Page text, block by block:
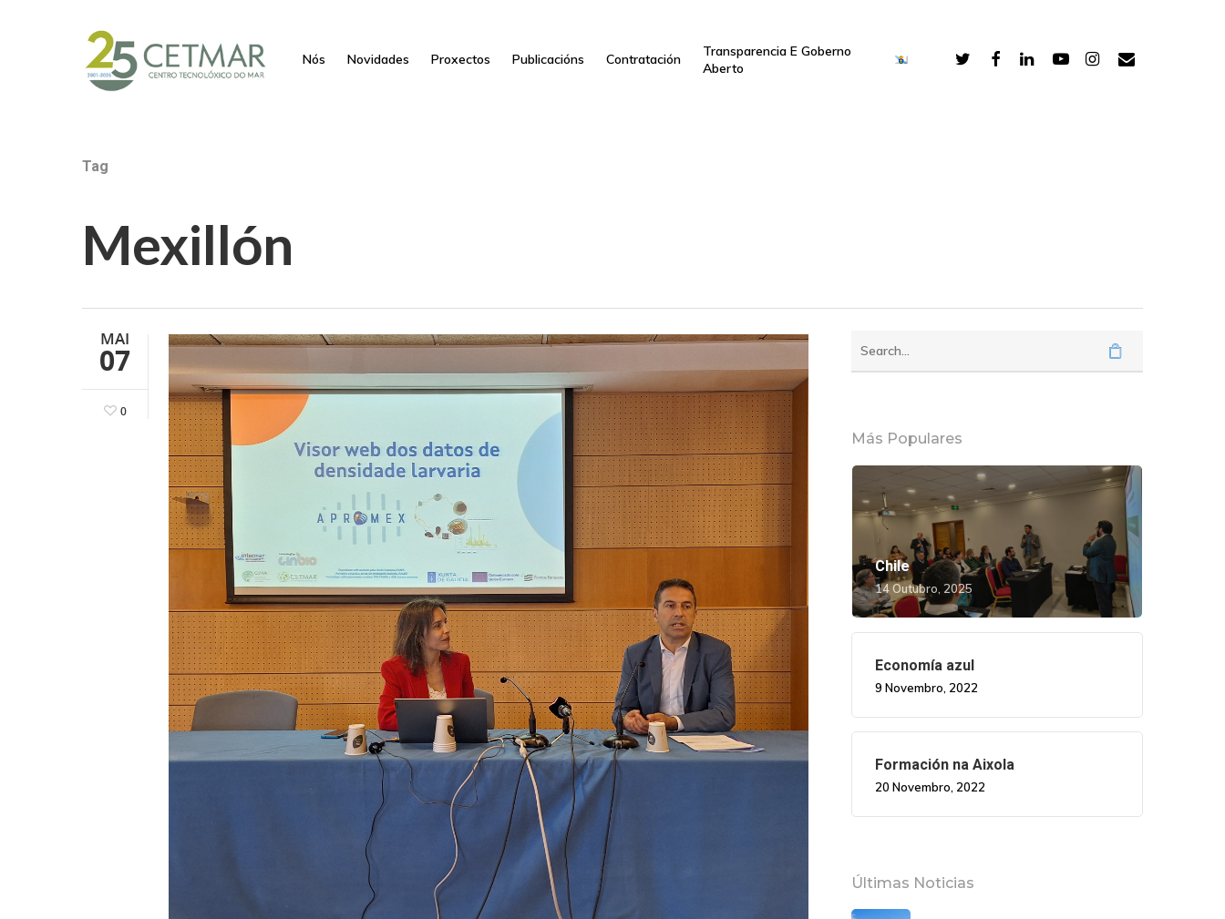
Hit enter to search or ESC to close
Nós Novidades Proxectos Publicacións Contratación
Transparencia E Goberno
Aberto
Tag
Mexillón
MAI
07
0
Más Populares
Chile
14 Outubro, 2025
Economía azul
9 Novembro, 2022
Formación na Aixola
20 Novembro, 2022
Últimas Noticias